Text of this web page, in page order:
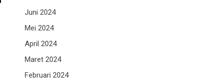
Juni 2024
Mei 2024
April 2024
Maret 2024
Februari 2024